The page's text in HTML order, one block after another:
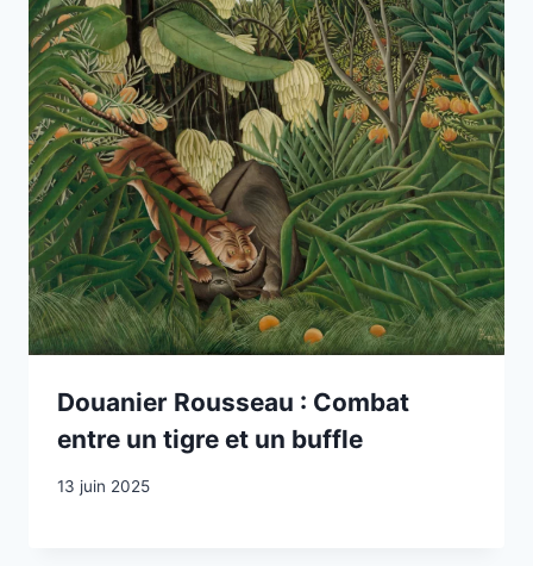
Douanier Rousseau : Combat
entre un tigre et un buffle
13 juin 2025